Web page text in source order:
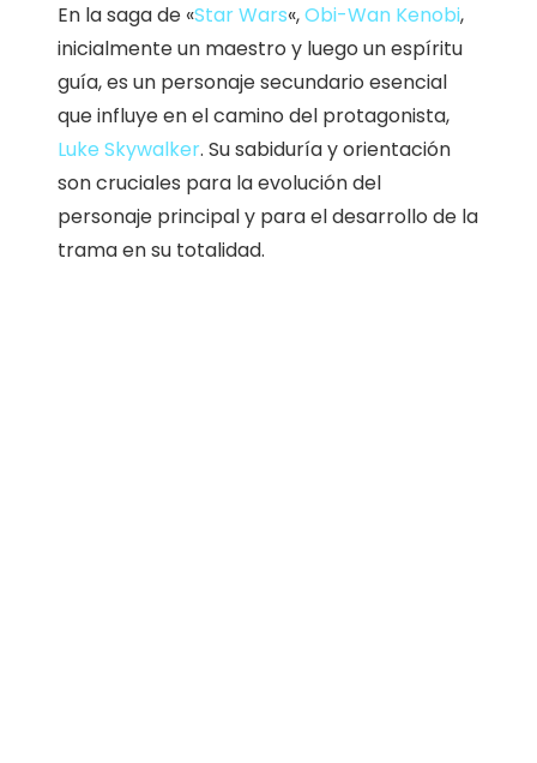
En la saga de «Star Wars«,Obi-Wan Kenobi,
inicialmente un maestro y luego un espíritu
guía, es un personaje secundario esencial
que influye en el camino del protagonista,
Luke Skywalker. Su sabiduría y orientación
son cruciales para la evolución del
personaje principal y para el desarrollo de la
trama en su totalidad.